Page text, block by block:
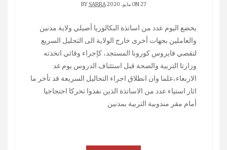
ON 27 مايو، 2020 BY SARRA
يخضع اليوم عدد من اساتذة البكالوريا أصيلي ولاية مدنين
والعاملين بجهات أخرى خارج الولاية الى التحليل السريع
لتقصي فايروس كورونا المستجد، كإجراء وقائي اتخذته
وزارتا التربية والصحة قبل استئناف الدروس يوم غد
الاربعاء،علما وان انطلاق اجراء التحاليل السريعة قد تأخر ما
اثار استياء عدد من الاساتذة الذين نفذوا تحركا احتجاجيا
أمام مقر مندوبية التربية بمدنين